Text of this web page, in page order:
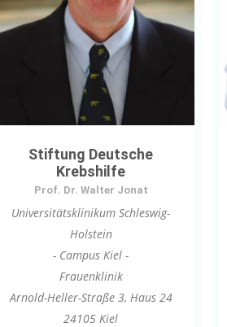
Stiftung Deutsche
Krebshilfe
Prof. Dr. Walter Jonat
Universitätsklinikum Schleswig-
Holstein
- Campus Kiel -
Frauenklinik
Arnold-Heller-Straße 3, Haus 24
24105 Kiel